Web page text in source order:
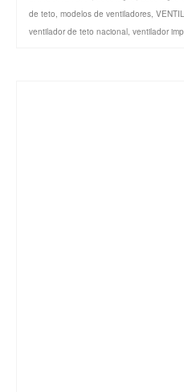
de teto, modelos de ventiladores,
ventilador de teto nacional, ventilador